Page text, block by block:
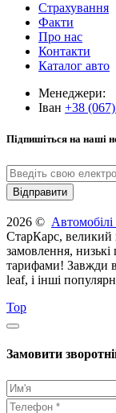
Страхування
Факти
Про нас
Контакти
Каталог авто
Менеджери:
Іван +38
Підпишіться на наші
2026 ©
СтарКарс, великий
замовлення,
тарифами! Завжди
leaf, і інші
Top
Замовити